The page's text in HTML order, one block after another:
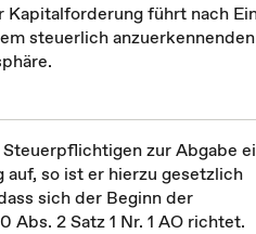
Kapitalforderung führt nach
steuerlich
zur Abgabe
so ist er hierzu gesetzlich
sich der Beginn der
Abs. 2 Satz 1 Nr. 1 AO richtet.